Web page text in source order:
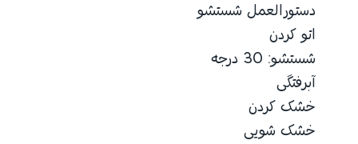
دستورالعمل شستشو
اتو کردن
شستشو: 30 درجه
آبرفتگی
خشک کردن
خشک شویی